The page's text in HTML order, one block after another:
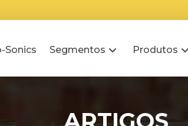
Sonics Segmentos Produtos